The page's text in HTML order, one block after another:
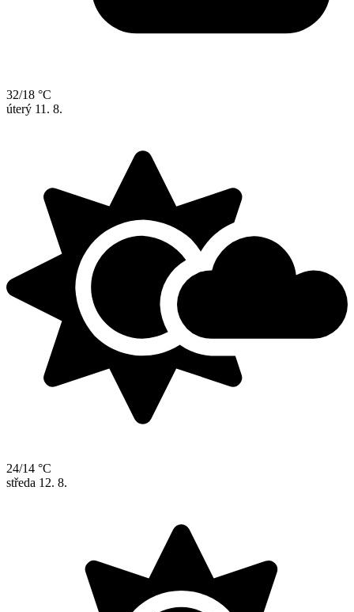
32/18 °C
úterý 11. 8.
24/14 °C
středa 12. 8.